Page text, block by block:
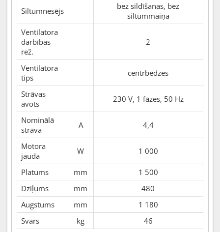
Siltumnesējs
bez sildīšanas, bez
siltummaiņa
Ventilatora
darbības
rež.
2
Ventilatora
tips
centrbēdzes
Strāvas
avots
230 V, 1 fāzes, 50 Hz
Nominālā
strāva
A 4,4
Motora
jauda
W 1 000
Platums mm
1 500
Dziļums
mm
480
Augstums
mm
1 180
Svars
kg 46